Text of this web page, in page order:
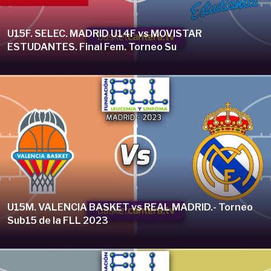
U15F. SELEC. MADRID U14F vs MOVISTAR
ESTUDANTES. Final Fem. Torneo Su
U15M. VALENCIA BASKET vs REAL MADRID.- Torneo
Sub15 de la FLL 2023